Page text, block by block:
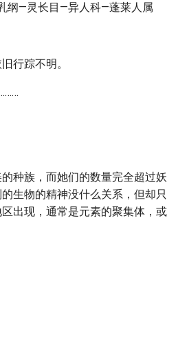
纲—灵长目—异人科—蓬莱人属
行踪不明。
种族，而她们的数量完全超过妖
生物的精神没什么关系，但却只
出现，通常是元素的聚集体，或